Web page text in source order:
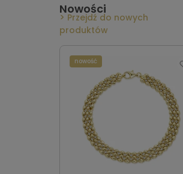
Nowości
Przejdź do nowych
produktów
nowość